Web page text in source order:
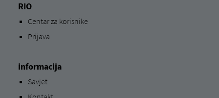
RIO
Centar za korisnike
Prijava
informacija
Savjet